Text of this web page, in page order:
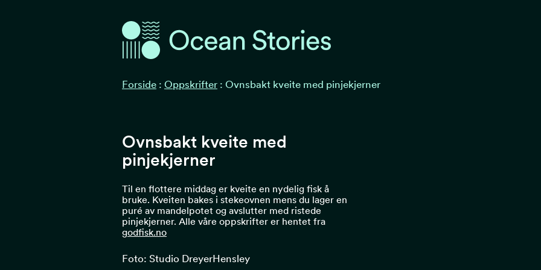
Ocean Stories
Forside : Oppskrifter : Ovnsbakt kveite med pinjekjerner
Ovnsbakt kveite med
pinjekjerner
Til en flottere middag er kveite en nydelig fisk å
bruke. Kveiten bakes i stekeovnen mens du lager en
puré av mandelpotet og avslutter med ristede
pinjekjerner. Alle våre oppskrifter er hentet fra
godfisk.no
Foto: Studio DreyerHensley